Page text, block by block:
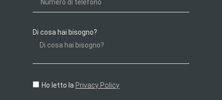
Di cosa hai bisogno?
Ho letto la Privacy Policy